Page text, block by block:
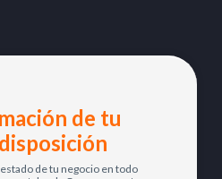
de tu
de tu negocio en todo